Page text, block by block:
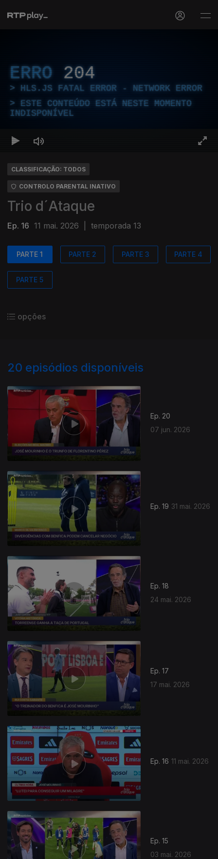
ERRO 204
HLS.JS FATAL ERROR - NETWORK ERROR
ESTE CONTEÚDO ESTÁ NESTE MOMENTO
INDISPONÍVEL
CLASSIFICAÇÃO: TODOS
CONTROLO PARENTAL INATIVO
Trio d´Ataque
Ep. 16 11 mai. 2026 temporada 13
PARTE 1 PARTE 2 PARTE 3 PARTE 4
PARTE 5
opções
20 episódios disponíveis
Ep. 20
07 jun. 2026
Ep. 19 31 mai. 2026
Ep. 18
24 mai. 2026
Ep. 17
17 mai. 2026
Ep. 16 11 mai. 2026
Ep. 15
03 mai. 2026